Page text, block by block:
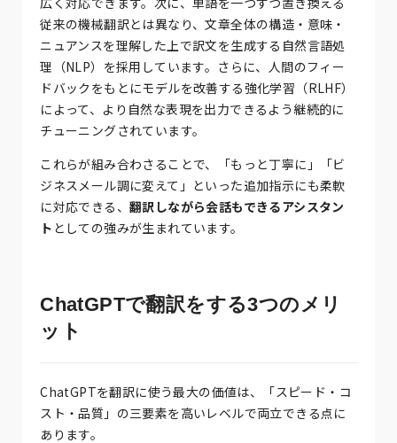
従来の機械翻訳とは異なり、文章全体の構造・意味・
ニュアンスを理解した上で訳文を生成する自然言語処
理（NLP）を採用しています。さらに、人間のフィー
ドバックをもとにモデルを改善する強化学習（RLHF）
によって、より自然な表現を出力できるよう継続的に
チューニングされています。
これらが組み合わさることで、「もっと丁寧に」「ビ
ジネスメール調に変えて」といった追加指示にも柔軟
に対応できる、翻訳しながら会話もできるアシスタン
ト としての強みが生まれています。
ChatGPTで翻訳をする3つのメリ
ット
ChatGPTを翻訳に使う最大の価値は、「スピード・コ
スト・品質」の三要素を高いレベルで両立できる点に
あります。